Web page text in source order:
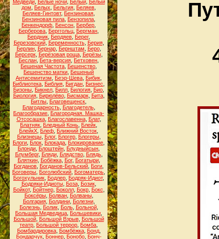
Медведи, Белые ночи, Белый, Белый
дом
Белых Бельгия Беляев
Беляев-Гинтовт, Бензиновая
Бензиновая пила Бензопила
Бенкендорф Бенсон Бербер
Берберова Берггольц Бергман
Бердник Бердяев Берег,
Березовский, Беременность, Берия,
Берлин, Бернар, Бернштам Беро,
Берсерк, Берёзовая роща, Берёзы,
Беслан Бета-версия Бетховен
Бешеная Частота Бешенство
Бешенство матки Бешеный
Антисемитизм
Беэр-Шева Бибик
Библиотека Библия Бигдан Бизнес
Бизоны Бикнел Билл Билогия Био
Биология, Бирюлёво, Бисмарк, Бита,
Битлы Благовещенск
Благодарность, Благодетель,
Благообразие Благородная. Машка-
Отсосашка, Благославенна, Блат,
Блатняк Бледный Конь Блейк
БлейкХ Блеф Ближний Восток
Близнецы, Блог, Блогер, Блогеры,
Блоги Блок Блокада Блокирование
Блонди Блоштейн Блудныйсын
Блумберг, Бляди, Блядство, Блядь,
Бляткин, Бобёжка, Бог, Богатыри,
Богданов Богданов-Бельский Боги
Боговеры Боголюбский Богоматерь
Богохульник Бодлер Бодряк-Идиот,
Бодряки-Идиоты, Боза, Бозик,
Бойкот, Бойтнер, Боколл, Бокр, Бокс
Боксёры, Болван, Болваны,
Болгария, Болдини, Болезни,
Болезнь, Болик, Боль, Больной,
Большая Медведица Большевики
Большой, Большой Взрыв, Большой
театр Большой террор Бомба
Бомбардировка, Бомбёжка, Бонд,
Бондарчук, Боннер, Бонобо, Бонч-